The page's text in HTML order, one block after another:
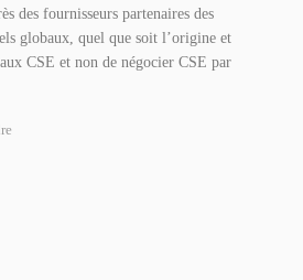
des fournisseurs partenaires des
globaux, quel que soit l’origine et
CSE et non de négocier CSE par